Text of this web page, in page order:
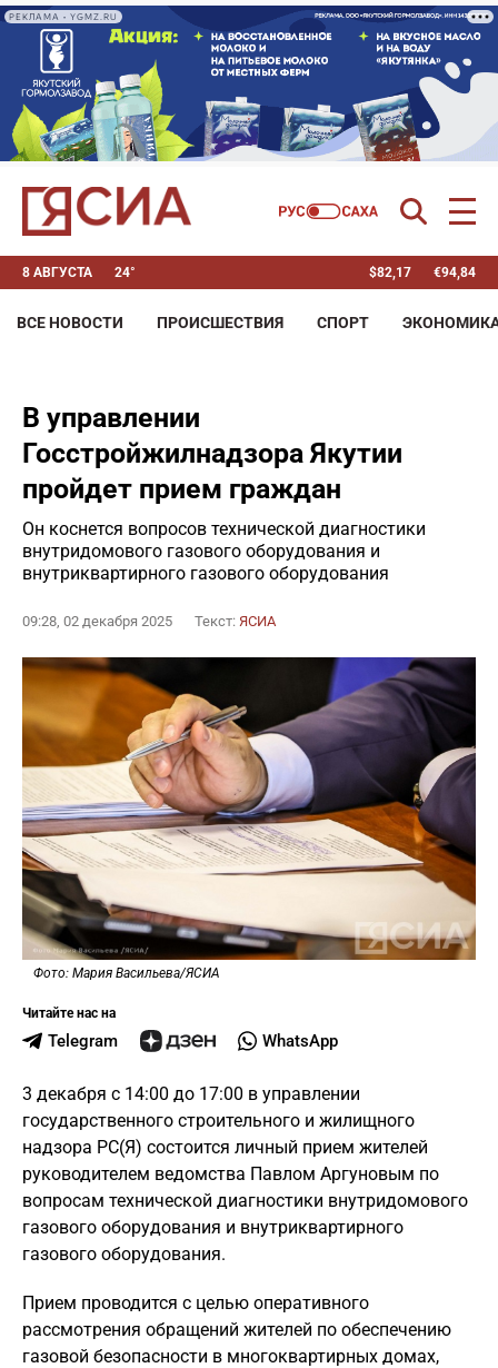
РЕКЛАМА • YGMZ.RU
8 АВГУСТА 24° $82,17 €94,84
ВСЕ НОВОСТИ ПРОИСШЕСТВИЯ СПОРТ
В управлении
Госстройжилнадзора Якутии
пройдет прием граждан
Он коснется вопросов технической диагностики
внутридомового газового оборудования и
внутриквартирного газового оборудования
09:28, 02 декабря 2025 Текст: ЯСИА
Фото: Мария Васильева/ЯСИА
Читайте нас на
Telegram WhatsApp
3 декабря с 14:00 до 17:00 в управлении
государственного строительного и жилищного
надзора РС(Я) состоится личный прием жителей
руководителем ведомства Павлом Аргуновым по
вопросам технической диагностики внутридомового
газового оборудования и внутриквартирного
газового оборудования.
Прием проводится с целью оперативного
рассмотрения обращений жителей по обеспечению
газовой безопасности в многоквартирных домах,